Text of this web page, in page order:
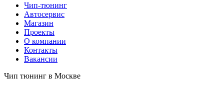
Чип-тюнинг
Автосервис
Магазин
Проекты
О компании
Контакты
Вакансии
Чип тюнинг в Москве